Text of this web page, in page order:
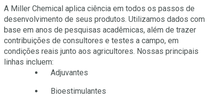
A Miller Chemical aplica ciência em todos os passos de
desenvolvimento de seus produtos. Utilizamos dados com
base em anos de pesquisas acadêmicas, além de trazer
contribuições de consultores e testes a campo, em
condições reais junto aos agricultores. Nossas principais
linhas incluem:
Adjuvantes
Bioestimulantes